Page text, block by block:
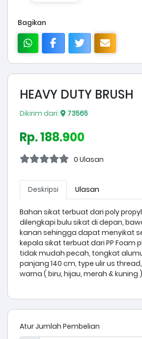
Bagikan
HEAVY DUTY BRUSH
Dikirim dari: 73565
Rp. 188.900
0 Ulasan
Deskripsi Ulasan
Bahan sikat terbuat dari poly
dilengkapi bulu sikat di depan,
kanan sehingga dapat menyikat
kepala sikat terbuat dari PP Foam
tidak mudah pecah, tongkat
panjang 140 cm, type ulir us
warna ( biru, hijau, merah & kuning )
Atur Jumlah Pembelian